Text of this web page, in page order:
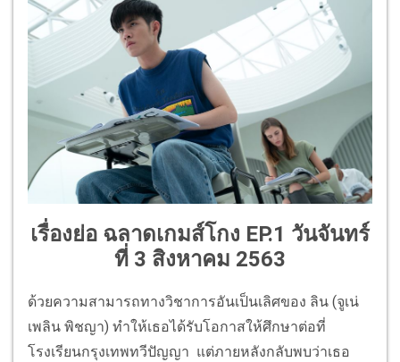
เรื่องย่อ ฉลาดเกมส์โกง EP.1 วันจันทร์
ที่ 3 สิงหาคม 2563
ด้วยความสามารถทางวิชาการอันเป็นเลิศของ ลิน (จูเน่
เพลิน พิชญา) ทำให้เธอได้รับโอกาสให้ศึกษาต่อที่
โรงเรียนกรุงเทพทวีปัญญา แต่ภายหลังกลับพบว่าเธอ